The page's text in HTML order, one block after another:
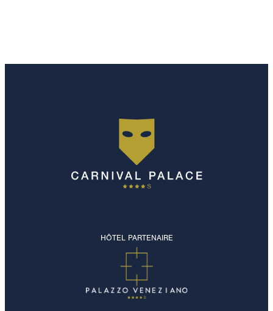
HÔTEL PARTENAIRE